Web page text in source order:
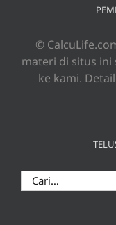
©
materi di situs ini
ke kami.
Search
for: